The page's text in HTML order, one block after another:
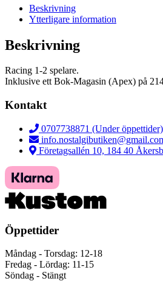
Beskrivning
Ytterligare information
Beskrivning
Racing 1-2 spelare.
Inklusive ett Bok-Magasin (Apex) på
Kontakt
0707738871 (Under öppettider)
Företagsallén 10, 184 40
Öppettider
Måndag - Torsdag: 12-18
Fredag - Lördag: 11-15
Söndag - Stängt